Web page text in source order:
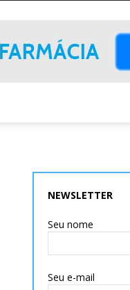
NEWSLETTER
Seu nome
Seu e-mail